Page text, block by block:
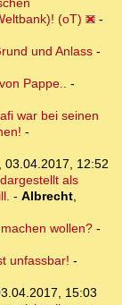
(oT)
-
und Anlass-
Pappe.. -
war bei seinen
-
03.04.2017, 12:52
als
- Albrecht,
wollen?-
unfassbar! -
15:03